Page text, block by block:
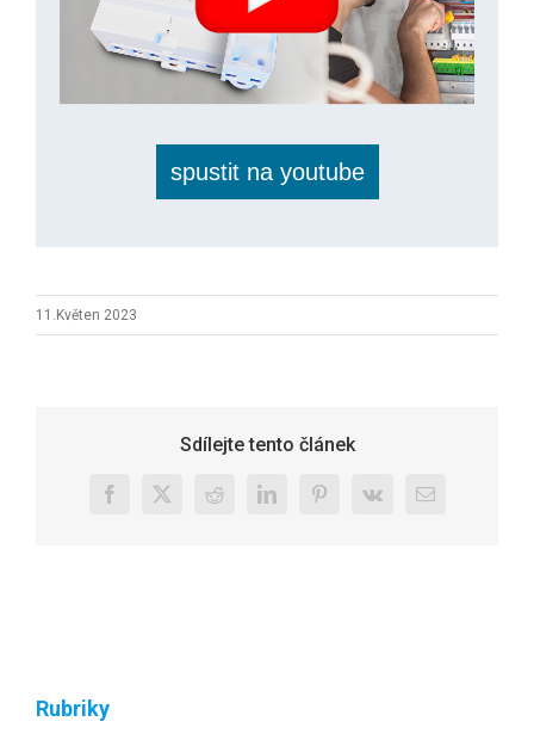
spustit na youtube
11.Květen 2023
Sdílejte tento článek
Facebook
X RedditLinkedInPinterest
Vk
E-
Rubriky